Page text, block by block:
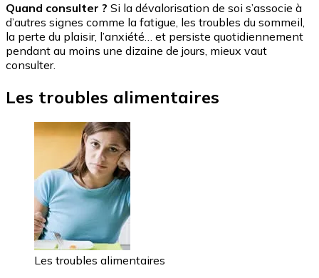
Quand consulter ? Si la dévalorisation de soi s’associe à
d’autres signes comme la fatigue, les troubles du sommeil,
la perte du plaisir, l’anxiété… et persiste quotidiennement
pendant au moins une dizaine de jours, mieux vaut
consulter.
Les troubles alimentaires
Les troubles alimentaires